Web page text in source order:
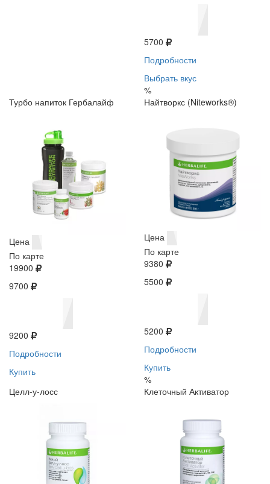
5700
Подробности
Выбрать вкус
%
Турбо напиток Гербалайф
Цена
По карте
19900
9700
9200
Подробности
Купить
Найтворкс (Niteworks®)
Цена
По карте
9380
5500
5200
Подробности
Купить
%
Целл-у-лосс
Клеточный Активатор